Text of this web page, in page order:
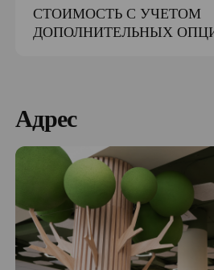
СТОИМОСТЬ С УЧЕТОМ
ДОПОЛНИТЕЛЬНЫХ
Адрес